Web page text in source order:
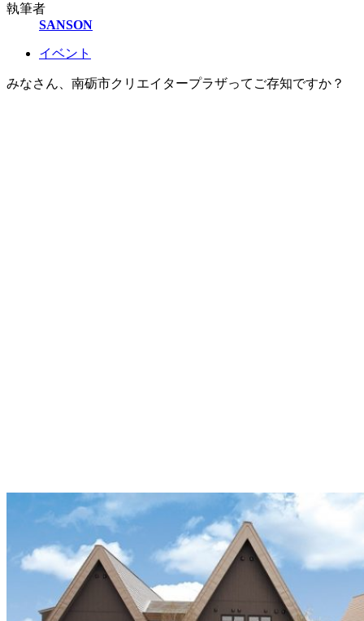
執筆者
SANSON
イベント
みなさん、南砺市クリエイタープラザってご存知ですか？